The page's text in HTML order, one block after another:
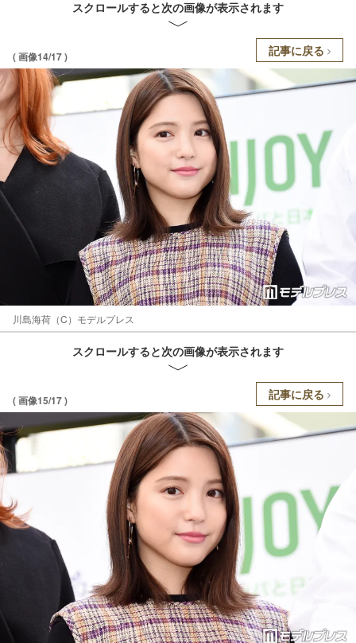
スクロールすると次の画像が表示されます
( 画像14/17 ) 記事に戻る
川島海荷（C）モデルプレス
スクロールすると次の画像が表示されます
( 画像15/17 ) 記事に戻る